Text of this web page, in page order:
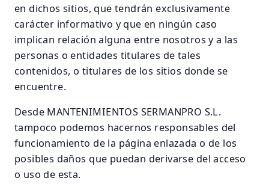
en dichos sitios, que tendrán exclusivamente
carácter informativo y que en ningún caso
implican relación alguna entre nosotros y a las
personas o entidades titulares de tales
contenidos, o titulares de los sitios donde se
encuentre.
Desde MANTENIMIENTOS SERMANPRO S.L.
tampoco podemos hacernos responsables del
funcionamiento de la página enlazada o de los
posibles daños que puedan derivarse del acceso
o uso de esta.